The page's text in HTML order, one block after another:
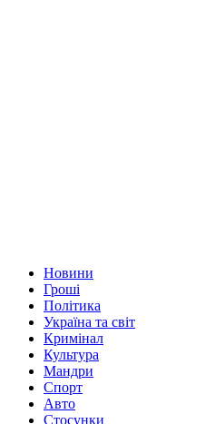
Новини
Гроші
Політика
Україна та світ
Кримінал
Культура
Мандри
Спорт
Авто
Стосунки